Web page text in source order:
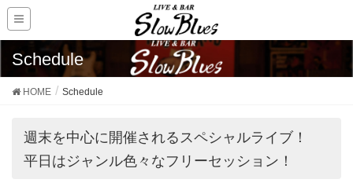
Schedule
HOME Schedule
週末を中心に開催されるスペシャルライブ！
平日はジャンル色々なフリーセッション！